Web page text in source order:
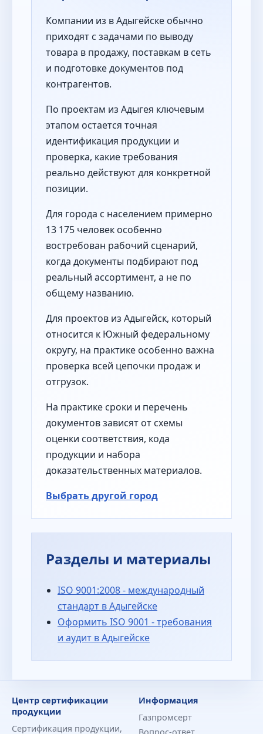
Компании из в Адыгейске обычно
приходят с задачами по выводу
товара в продажу, поставкам в сеть
и подготовке документов под
контрагентов.
По проектам из Адыгея ключевым
этапом остается точная
идентификация продукции и
проверка, какие требования
реально действуют для конкретной
позиции.
Для города с населением примерно
13 175 человек особенно
востребован рабочий сценарий,
когда документы подбирают под
реальный ассортимент, а не по
общему названию.
Для проектов из Адыгейск, который
относится к Южный федеральному
округу, на практике особенно важна
проверка всей цепочки продаж и
отгрузок.
На практике сроки и перечень
документов зависят от схемы
оценки соответствия, кода
продукции и набора
доказательственных материалов.
Выбрать другой город
Разделы и материалы
ISO 9001:2008 - международный
стандарт в Адыгейске
Оформить ISO 9001 - требования
и аудит в Адыгейске
Центр сертификации
продукции
Сертификация продукции,
Информация
Газпромсерт